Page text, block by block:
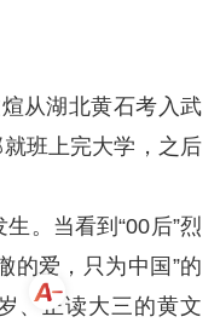
从湖北黄石考入武
班上完大学，之后
。当看到“00后”烈
的爱，只为中国”的
、正读大三的黄文